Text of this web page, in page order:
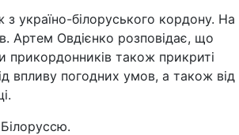
україно-білоруського кордону. На
Артем Овдієнко розповідає, що
прикордонників також прикриті
впливу погодних умов, а також від